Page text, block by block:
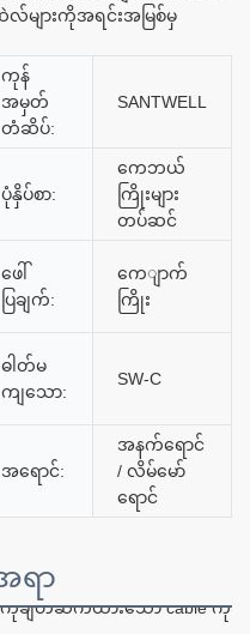
များကိုအရင်းအမြစ်မှ
ကုန်
အမှတ်
တံဆိပ်:
SANTWELL
ပုံနှိပ်စာ:
ကေဘယ်
ကြိုးများ
တပ်ဆင်
ဖေါ်
ပြချက်:
ကေျာက်
ကြိုး
ဓါတ်မ
ကျသော:
SW-C
အရောင်:
အနက်ရောင်
/ လိမ်မော်
ရောင်
ရာ